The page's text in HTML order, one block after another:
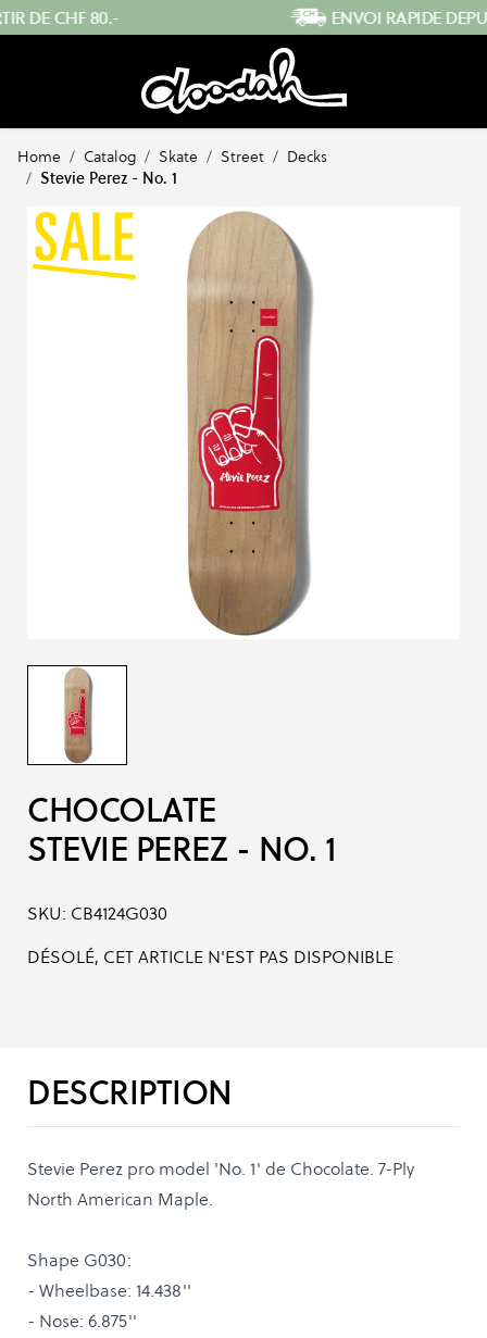
Skip to Content
ENVOI RAPIDE DEPUIS LA SUISSE
Home / Catalog / Skate / Street / Decks
/ Stevie Perez - No. 1
CHOCOLATE
STEVIE PEREZ - NO. 1
SKU: CB4124G030
DÉSOLÉ, CET ARTICLE N'EST PAS DISPONIBLE
DESCRIPTION
Stevie Perez pro model 'No. 1' de Chocolate. 7-Ply
North American Maple.
Shape G030:
- Wheelbase: 14.438''
- Nose: 6.875''